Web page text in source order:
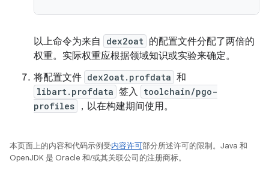
以上命令为来自 dex2oat 的配置文件分配了两倍的
权重。实际权重应根据领域知识或实验来确定。
将配置文件 dex2oat.profdata 和
libart.profdata 签入 toolchain/pgo-
profiles
，以在构建期间使用。
本页面上的内容和代码示例受内容许可部分所述许可的限制。Java 和
OpenJDK 是 Oracle 和/或其关联公司的注册商标。